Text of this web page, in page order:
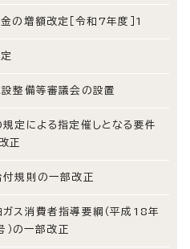
の増額改定［令和7年度］1
整備等審議会の設置
定による指定催しとなる要件
正
規則の一部改正
ス消費者指導要綱（平成18年
の一部改正